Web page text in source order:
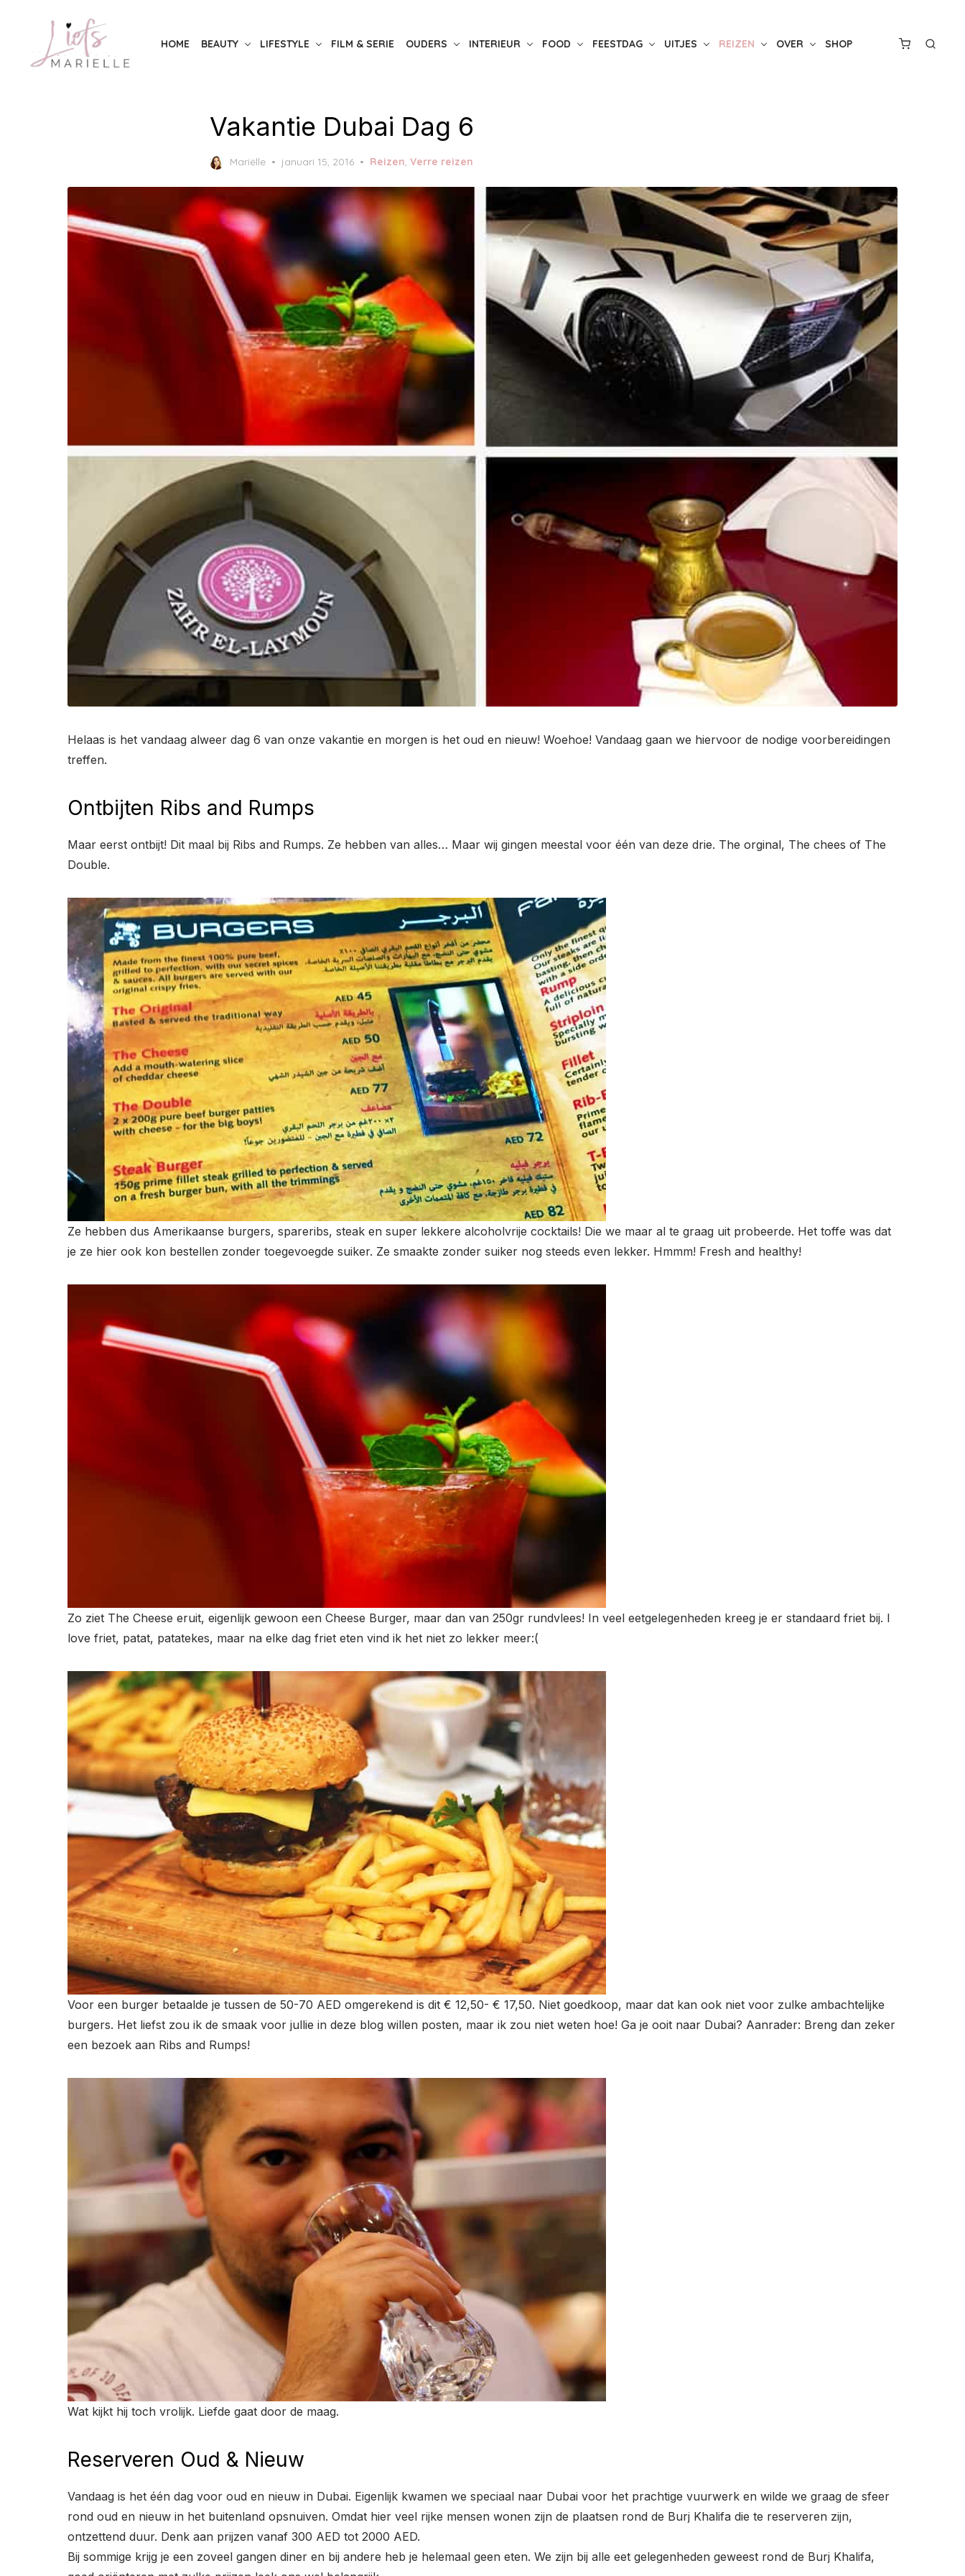
content
HOME BEAUTY LIFESTYLE FILM & SERIE OUDERS INTERIEUR FOOD FEESTDAG UITJES REIZEN OVER SHOP
Vakantie Dubai Dag 6
Mariëlle
Posted
januari 15, 2016 Reizen Verre reizen
Helaas is het vandaag alweer dag 6 van onze vakantie en morgen is het oud en nieuw! Woehoe! Vandaag gaan we hiervoor de nodige voorbereidingen
treffen.
Ontbijten Ribs and Rumps
Maar eerst ontbijt! Dit maal bij Ribs and Rumps. Ze hebben van alles… Maar wij gingen meestal voor één van deze drie. The orginal, The chees of The
Double.
Ze hebben dus Amerikaanse burgers, spareribs, steak en super lekkere alcoholvrije cocktails! Die we maar al te graag uit probeerde. Het toffe was dat
je ze hier ook kon bestellen zonder toegevoegde suiker. Ze smaakte zonder suiker nog steeds even lekker. Hmmm! Fresh and healthy!
Zo ziet The Cheese eruit, eigenlijk gewoon een Cheese Burger, maar dan van 250gr rundvlees! In veel eetgelegenheden kreeg je er standaard friet bij. I
love friet, patat, patatekes, maar na elke dag friet eten vind ik het niet zo lekker meer:(
Voor een burger betaalde je tussen de 50-70 AED omgerekend is dit € 12,50- € 17,50. Niet goedkoop, maar dat kan ook niet voor zulke ambachtelijke
burgers. Het liefst zou ik de smaak voor jullie in deze blog willen posten, maar ik zou niet weten hoe! Ga je ooit naar Dubai? Aanrader: Breng dan zeker
een bezoek aan Ribs and Rumps!
Wat kijkt hij toch vrolijk. Liefde gaat door de maag.
Reserveren Oud & Nieuw
Vandaag is het één dag voor oud en nieuw in Dubai. Eigenlijk kwamen we speciaal naar Dubai voor het prachtige vuurwerk en wilde we graag de sfeer
rond oud en nieuw in het buitenland opsnuiven. Omdat hier veel rijke mensen wonen zijn de plaatsen rond de Burj Khalifa die te reserveren zijn,
ontzettend duur. Denk aan prijzen vanaf 300 AED tot 2000 AED.
Bij sommige krijg je een zoveel gangen diner en bij andere heb je helemaal geen eten. We zijn bij alle eet gelegenheden geweest rond de Burj Khalifa,